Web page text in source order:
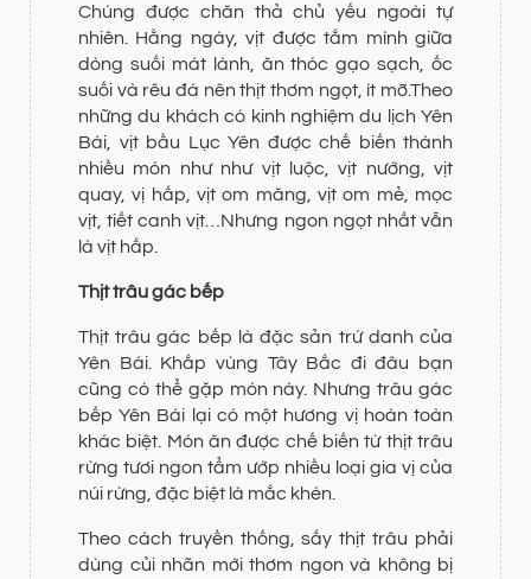
Chúng được chăn thả chủ yếu ngoài tự
nhiên. Hằng ngày, vịt được tắm mình giữa
dòng suối mát lành, ăn thóc gạo sạch, ốc
suối và rêu đá nên thịt thơm ngọt, ít mỡ.Theo
những du khách có kinh nghiệm du lịch Yên
Bái, vịt bầu Lục Yên được chế biến thành
nhiều món như như vịt luộc, vịt nướng, vịt
quay, vị hấp, vịt om măng, vịt om mẻ, mọc
vịt, tiết canh vịt…Nhưng ngon ngọt nhất vẫn
là vịt hấp.
Thịt trâu gác bếp
Thịt trâu gác bếp là đặc sản trứ danh của
Yên Bái. Khắp vùng Tây Bắc đi đâu bạn
cũng có thể gặp món này. Nhưng trâu gác
bếp Yên Bái lại có một hương vị hoàn toàn
khác biệt. Món ăn được chế biến từ thịt trâu
rừng tươi ngon tẩm ướp nhiều loại gia vị của
núi rừng, đặc biệt là mắc khén.
Theo cách truyền thống, sấy thịt trâu phải
dùng củi nhãn mới thơm ngon và không bị